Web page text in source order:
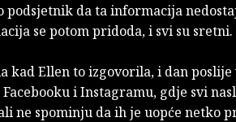
podsjetnik da ta informacija
se potom pridoda, i svi su sretni.
kad Ellen to izgovorila, i dan
i Instagramu, gdje svi
ne spominju da ih je uopće netko